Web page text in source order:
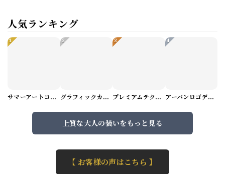
人気ランキング
1
サマーアートコーデセット（5パターン） M1048
2
グラフィックカーゴショートパンツ M1029
3
プレミアムテクスチャーニット（4color） M0971
4
アーバンロゴデザインTシャツ（3color） M0984
上質な大人の装いをもっと見る
【 お客様の声はこちら 】